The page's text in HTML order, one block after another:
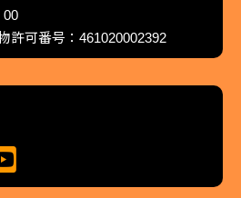
00
可番号：461020002392